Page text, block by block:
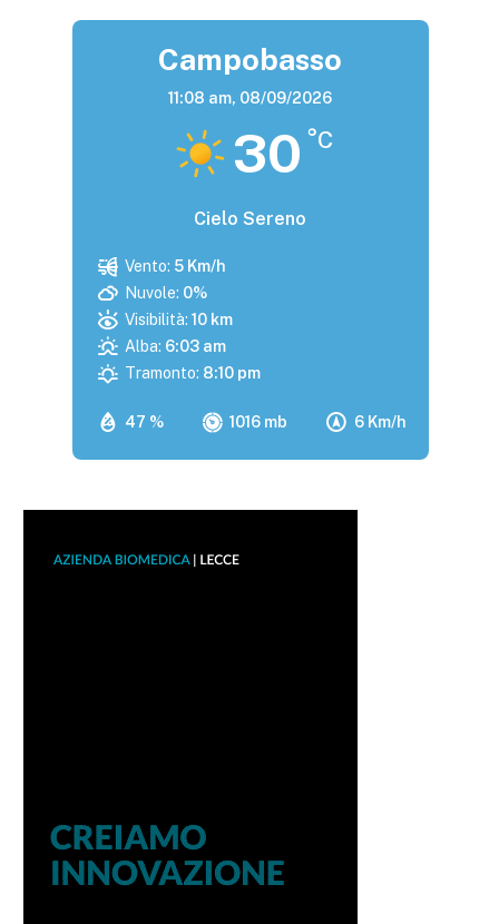
Campobasso
11:08 am, 08/09/2026
30 °C
Cielo Sereno
47 % 1016 mb 6 Km/h
Vento: 5 Km/h
Nuvole: 0%
Visibilità: 10 km
Alba: 6:03 am
Tramonto: 8:10 pm